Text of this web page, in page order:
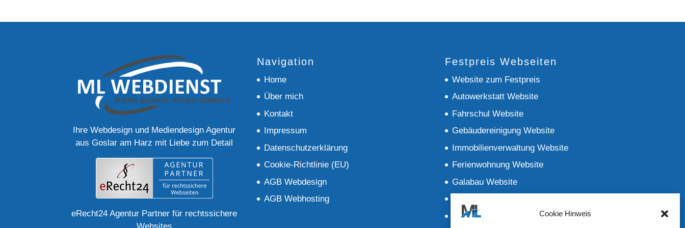
Cookie Hinweis
Ihre Webdesign und Mediendesign Agentur
aus Goslar am Harz mit Liebe zum Detail
eRecht24 Agentur Partner für rechtssichere
Navigation
Home
Über mich
Kontakt
Impressum
Datenschutzerklärung
Cookie-Richtlinie (EU)
AGB Webdesign
AGB Webhosting
Festpreis Webseiten
Website zum Festpreis
Autowerkstatt Website
Fahrschul Website
Gebäudereinigung Website
Immobilienverwaltung Website
Ferienwohnung Website
Galabau Website
Schlüsseldienst Website